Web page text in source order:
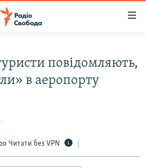
повідомляють,
в аеропорту
Читати без VPN